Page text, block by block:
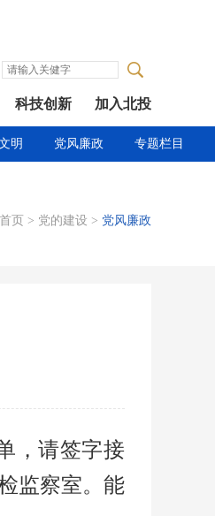
科技创新 加入北投
明 党风廉政 专题栏目
首页 > 党的建设 > 党风廉政
，请签字接
监察室。能